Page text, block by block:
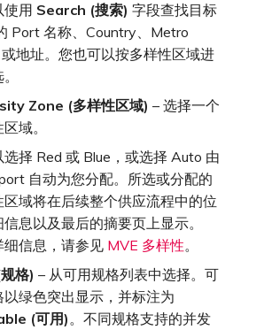
使用 Search (搜索) 字段查找目标
Port 名称、Country、Metro
地址。您也可以按多样性区域进
Zone (多样性区域) – 选择一个
域。
选择 Red 或 Blue，或选择 Auto 由
自动为您分配。所选或分配的
区域将在后续整个供应流程中的位
息以及最后的摘要页上显示。
细信息，请参见 MVE 多样性。
格) – 从可用规格列表中选择。可
以绿色突出显示，并标注为
(可用)。不同规格支持的并发